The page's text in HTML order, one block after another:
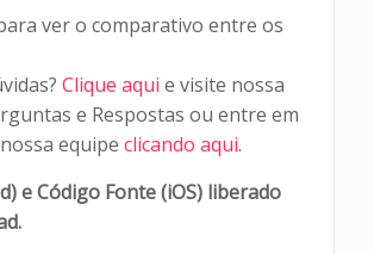
ver o comparativo entre os
Clique aqui e visite nossa
e Respostas ou entre em
equipe clicando aqui.
e Código Fonte (iOS) liberado